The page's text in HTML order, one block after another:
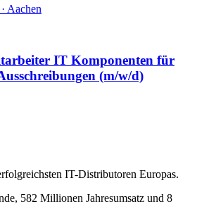
Aachen
IT Komponenten für
(m/w/d)
IT-Distributoren Europas.
582 Millionen Jahresumsatz und 8